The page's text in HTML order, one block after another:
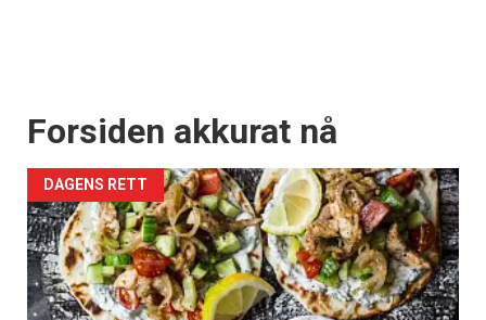
Forsiden akkurat nå
DAGENS RETT